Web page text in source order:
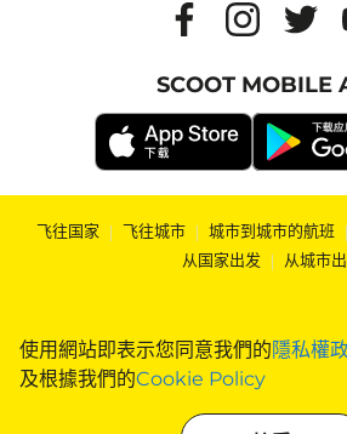
使用網站即表示您同意我們的隱私權
及根據我們的Cookie Policy
SCOOT MOBILE
飞往国家 | 飞往城市 | 城市到城市的航班 |
从国家出发 | 从城市